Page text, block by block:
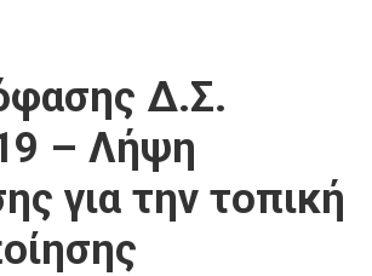
Δ.Σ.
– Λήψη
για την τοπική